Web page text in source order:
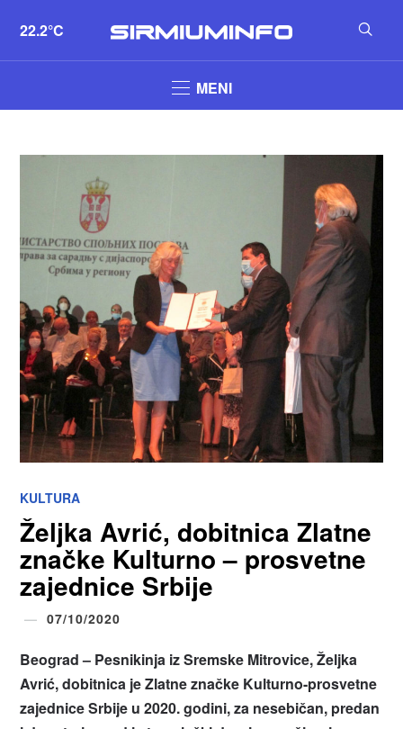
22.2°C
MENI
KULTURA
Željka Avrić, dobitnica Zlatne
značke Kulturno – prosvetne
zajednice Srbije
07/10/2020
Beograd – Pesnikinja iz Sremske Mitrovice, Željka
Avrić, dobitnica je Zlatne značke Kulturno-prosvetne
zajednice Srbije u 2020. godini, za nesebičan, predan